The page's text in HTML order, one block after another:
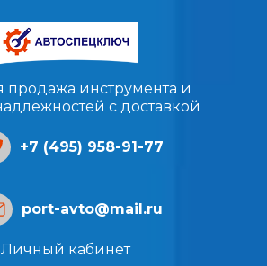
продажа инструмента и
с доставкой
+7 (495) 958-91-77
port-avto@mail.ru
Личный кабинет